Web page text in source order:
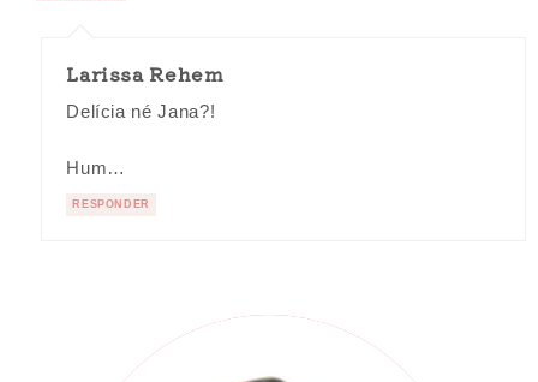
Larissa Rehem
Delícia né Jana?!
Hum…
RESPONDER